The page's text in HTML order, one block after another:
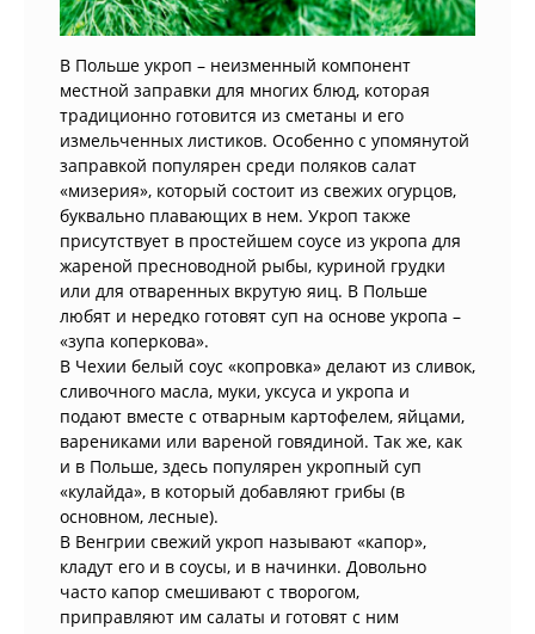
В Польше укроп – неизменный компонент
местной заправки для многих блюд, которая
традиционно готовится из сметаны и его
измельченных листиков. Особенно с упомянутой
заправкой популярен среди поляков салат
«мизерия», который состоит из свежих огурцов,
буквально плавающих в нем. Укроп также
присутствует в простейшем соусе из укропа для
жареной пресноводной рыбы, куриной грудки
или для отваренных вкрутую яиц. В Польше
любят и нередко готовят суп на основе укропа –
«зупа коперкова».
В Чехии белый соус «копровка» делают из сливок,
сливочного масла, муки, уксуса и укропа и
подают вместе с отварным картофелем, яйцами,
варениками или вареной говядиной. Так же, как
и в Польше, здесь популярен укропный суп
«кулайда», в который добавляют грибы (в
основном, лесные).
В Венгрии свежий укроп называют «капор»,
кладут его и в соусы, и в начинки. Довольно
часто капор смешивают с творогом,
приправляют им салаты и готовят с ним